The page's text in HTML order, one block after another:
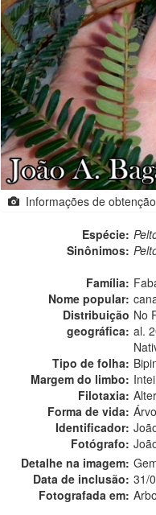
Informações de obtenção
Espécie:
Sinônimos:
Família:
Nome popular:
Distribuição
geográfica:
No
al.
Tipo de folha:
Margem do limbo:
Filotaxia:
Forma de vida:
Identificador:
Fotógrafo:
Detalhe na imagem:
Data de inclusão: 31/
Fotografada em: